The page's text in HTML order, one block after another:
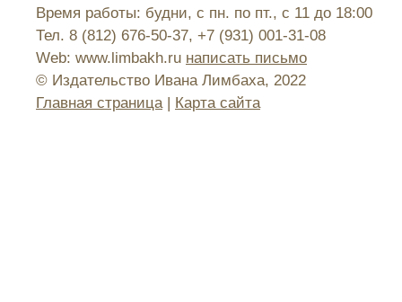
Время работы: будни, с пн. по пт., с 11 до 18:00
Тел. 8 (812) 676-50-37, +7 (931) 001-31-08
Web: www.limbakh.ru написать письмо
© Издательство Ивана Лимбаха, 2022
Главная страница| Карта сайта